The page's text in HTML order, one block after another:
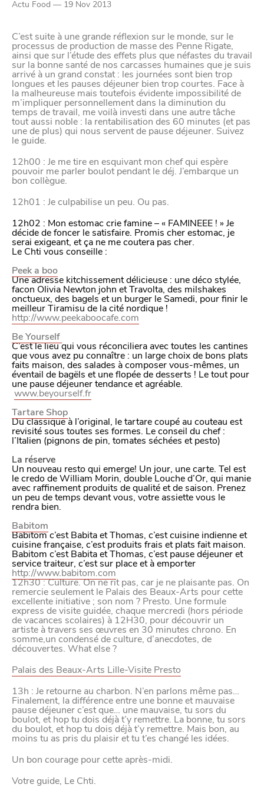
Actu Food — 19 Nov 2013
C’est suite à une grande réflexion sur le monde, sur le
processus de production de masse des Penne Rigate,
ainsi que sur l’étude des effets plus que néfastes du travail
sur la bonne santé de nos carcasses humaines que je suis
arrivé à un grand constat : les journées sont bien trop
longues et les pauses déjeuner bien trop courtes. Face à
la malheureuse mais toutefois évidente impossibilité de
m’impliquer personnellement dans la diminution du
temps de travail, me voilà investi dans une autre tâche
tout aussi noble : la rentabilisation des 60 minutes (et pas
une de plus) qui nous servent de pause déjeuner. Suivez
le guide.
12h00 : Je me tire en esquivant mon chef qui espère
pouvoir me parler boulot pendant le déj. J’embarque un
bon collègue.
12h01 : Je culpabilise un peu. Ou pas.
12h02 : Mon estomac crie famine – « FAMINEEE ! » Je
décide de foncer le satisfaire. Promis cher estomac, je
serai exigeant, et ça ne me coutera pas cher.
Le Chti vous conseille :
Peek a boo
Une adresse kitchissement délicieuse : une déco stylée,
facon Olivia Newton john et Travolta, des milshakes
onctueux, des bagels et un burger le Samedi, pour finir le
meilleur Tiramisu de la cité nordique !
http://www.peekaboocafe.com
Be Yourself
C’est le lieu qui vous réconciliera avec toutes les cantines
que vous avez pu connaître : un large choix de bons plats
faits maison, des salades à composer vous-mêmes, un
éventail de bagëls et une flopée de desserts ! Le tout pour
une pause déjeuner tendance et agréable.
www.beyourself.fr
Tartare Shop
Du classique à l’original, le tartare coupé au couteau est
revisité sous toutes ses formes. Le conseil du chef :
l’Italien (pignons de pin, tomates séchées et pesto)
La réserve
Un nouveau resto qui emerge! Un jour, une carte. Tel est
le credo de William Morin, double Louche d’Or, qui manie
avec raffinement produits de qualité et de saison. Prenez
un peu de temps devant vous, votre assiette vous le
rendra bien.
Babitom
Babitom c’est Babita et Thomas, c’est cuisine indienne et
cuisine française, c’est produits frais et plats fait maison.
Babitom c’est Babita et Thomas, c’est pause déjeuner et
service traiteur, c’est sur place et à emporter
http://www.babitom.com
12h30: Culture. On ne rit pas, car je ne plaisante pas. On
remercie seulement le Palais des Beaux-Arts pour cette
excellente initiative ; son nom ? Presto. Une formule
express de visite guidée, chaque mercredi (hors période
de vacances scolaires) à 12H30, pour découvrir un
artiste à travers ses œuvres en 30 minutes chrono. En
somme,un condensé de culture, d’anecdotes, de
découvertes. What else ?
Palais des Beaux-Arts Lille-Visite Presto
13h : Je retourne au charbon. N’en parlons même pas…
Finalement, la différence entre une bonne et mauvaise
pause déjeuner c’est que… une mauvaise, tu sors du
boulot, et hop tu dois déjà t’y remettre. La bonne, tu sors
du boulot, et hop tu dois déjà t’y remettre. Mais bon, au
moins tu as pris du plaisir et tu t’es changé les idées.
Un bon courage pour cette après-midi.
Votre guide, Le Chti.
VIVRE
dans NORD
confidentialité
Afin de faciliter votre navigation et de vous
apporter le meilleur service possible, nous utilisons
des cookies pour améliorer le site aux besoins des
visiteurs, notamment selon la fréquentation.
Nos politique de confidentialité